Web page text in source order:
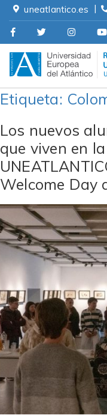
Skip
content
uneatlantico.es |
Residencia
Etiqueta:
Los nuevos
que viven en
Welcome Day